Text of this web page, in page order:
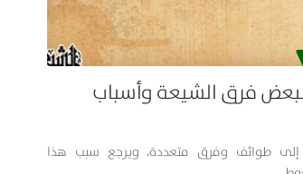
فرق الشيعة وأسباب
إلى طوائف وفرق متعددة، ويرجع سبب هذا